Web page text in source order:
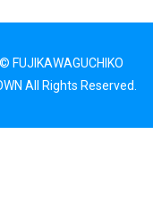
© FUJIKAWAGUCHIKO
All Rights Reserved.